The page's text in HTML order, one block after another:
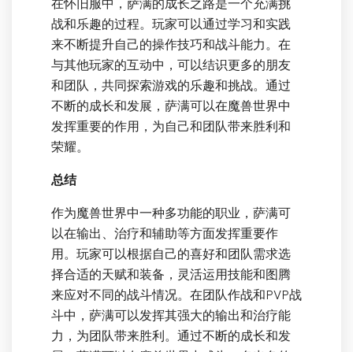
在怀旧服中，萨满的成长之路是一个充满挑
战和乐趣的过程。玩家可以通过学习和实践
来不断提升自己的操作技巧和战斗能力。在
与其他玩家的互动中，可以结识更多的朋友
和团队，共同探索游戏的乐趣和挑战。通过
不断的成长和发展，萨满可以在魔兽世界中
发挥重要的作用，为自己和团队带来胜利和
荣耀。
总结
作为魔兽世界中一种多功能的职业，萨满可
以在输出、治疗和辅助等方面发挥重要作
用。玩家可以根据自己的喜好和团队需求选
择合适的天赋和装备，灵活运用技能和图腾
来应对不同的战斗情况。在团队作战和PVP战
斗中，萨满可以发挥其强大的输出和治疗能
力，为团队带来胜利。通过不断的成长和发